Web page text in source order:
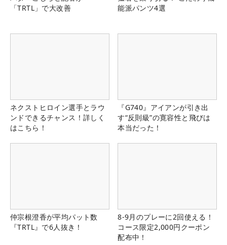
「TRTL」で大改善
能派パンツ4選
ネクストヒロイン選手とラウ
ンドできるチャンス！詳しく
はこちら！
『G740』アイアンが引き出
す“反則級”の寛容性と飛びは
本当だった！
仲宗根澄香が平均パット数
『TRTL』で6人抜き！
8-9月のプレーに2回使える！
コース限定2,000円クーポン
配布中！